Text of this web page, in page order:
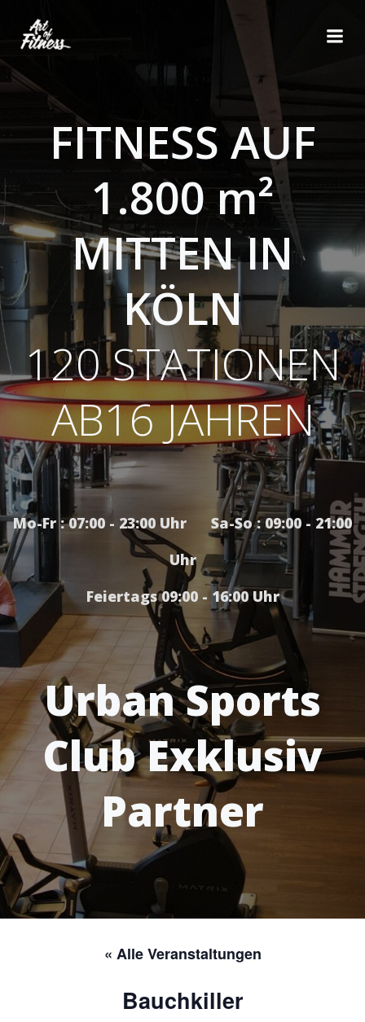
FITNESS AUF
1.800 m²
MITTEN IN
KÖLN
120 STATIONEN
AB16 JAHREN
Mo-Fr : 07:00 - 23:00 Uhr Sa-So : 09:00 - 21:00
Uhr
Feiertags 09:00 - 16:00 Uhr
Urban Sports
Club Exklusiv
Partner
« Alle Veranstaltungen
Bauchkiller